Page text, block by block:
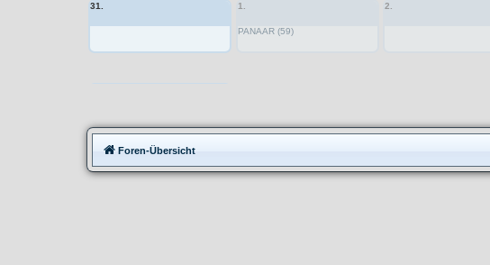
31. 1.
PANAAR (59)
2.
Foren-Übersicht